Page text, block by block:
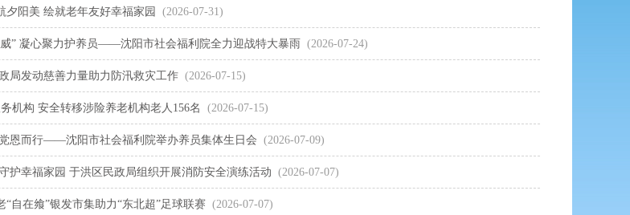
夕阳美 绘就老年友好幸福家园 (2026-07-31)
威” 凝心聚力护养员——沈阳市社会福利院全力迎战特大暴雨 (2026-07-24)
发动慈善力量助力防汛救灾工作 (2026-07-15)
机构 安全转移涉险养老机构老人156名 (2026-07-15)
恩而行——沈阳市社会福利院举办养员集体生日会 (2026-07-09)
护幸福家园 于洪区民政局组织开展消防安全演练活动 (2026-07-07)
“自在飨”银发市集助力“东北超”足球联赛 (2026-07-07)